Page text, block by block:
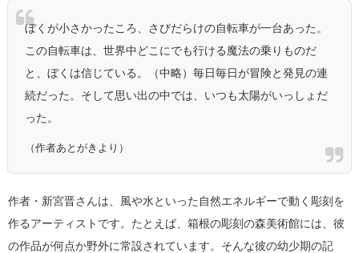
ぼくが小さかったころ、さびだらけの自転車が一台あった。
この自転車は、世界中どこにでも行ける魔法の乗りものだ
と、ぼくは信じている。（中略）毎日毎日が冒険と発見の連
続だった。そして思い出の中では、いつも太陽がいっしょだ
った。
（作者あとがきより）
作者・新宮晋さんは、風や水といった自然エネルギーで動く彫刻を
作るアーティストです。たとえば、箱根の彫刻の森美術館には、彼
の作品が何点か野外に常設されています。そんな彼の幼少期の記